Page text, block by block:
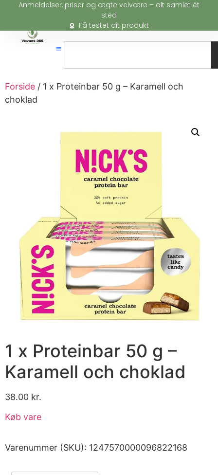
Anmeldelser, priser og ægte velvære – alt samlet ét
sted
Få testet dit produkt
Forside / 1 x Proteinbar 50 g – Karamell och
choklad
1 x Proteinbar 50 g –
Karamell och choklad
38.00 kr.
Køb vare
Varenummer (SKU): 1247570000096822168